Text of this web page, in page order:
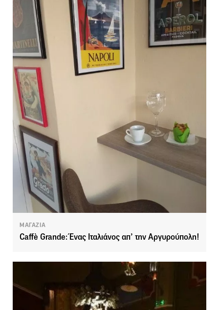
ΜΑΓΑΖΙΑ
Caffè Grande: Ένας Ιταλιάνος απ’ την Αργυρούπολη!